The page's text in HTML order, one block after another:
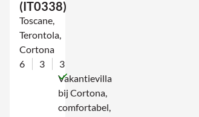
(IT0338)
Toscane,
Terontola,
Cortona
6
3
3
Vakantievilla
bij Cortona,
comfortabel,